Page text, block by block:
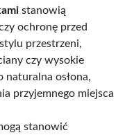
stanowią
ochronę przed
przestrzeni,
czy wysokie
naturalna osłona,
przyjemnego miejsca
stanowić